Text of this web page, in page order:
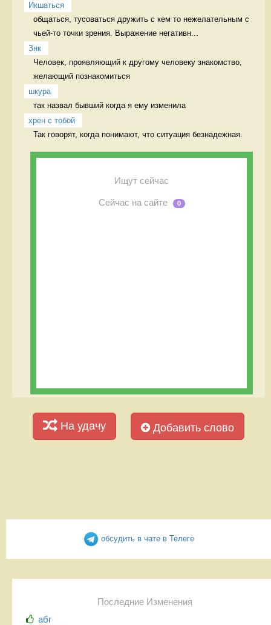
Икшаться
общаться, тусоваться дружить с кем то нежелательным с
чьей-то точки зрения. Выражение негативн...
Знк
Человек, проявляющий к другому человеку знакомство,
желающий познакомиться
шкура
так назвал бывший когда я ему изменила
хрен с тобой
Так говорят, когда понимают, что ситуация безнадежная.
Ищут сейчас
Сейчас на сайте 0
На удачу Добавить слово
обсудить в чате в Телеге
Последние Изменения
абг